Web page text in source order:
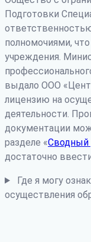
Подготовки
полномочиями,
учреждения.
выдало ООО
лицензию на
деятельности.
документации
разделе «Сводный
достаточно
Где я могу
осуществления